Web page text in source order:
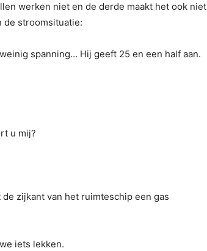
werken niet en de derde maakt het ook niet
de stroomsituatie:
spanning… Hij geeft 25 en een half aan.
u mij?
zijkant van het ruimteschip een gas
iets lekken.